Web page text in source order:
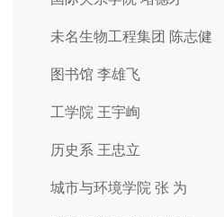
未名生物工程集团 陈志健
图书馆 李雄飞
工学院 王宇峋
历史系 王忠立
城市与环境学院 张 为